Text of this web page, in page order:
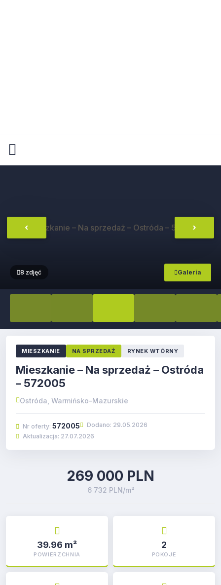
8 zdjęć Galeria
‹ ›
MIESZKANIE NA SPRZEDAŻ RYNEK WTÓRNY
Mieszkanie – Na sprzedaż – Ostróda
– 572005
Ostróda, Warmińsko-Mazurskie
Nr oferty: 572005
Dodano: 29.05.2026
Aktualizacja: 27.07.2026
269 000 PLN
6 732 PLN/m²
39.96 m²
POWIERZCHNIA
2
POKOJE